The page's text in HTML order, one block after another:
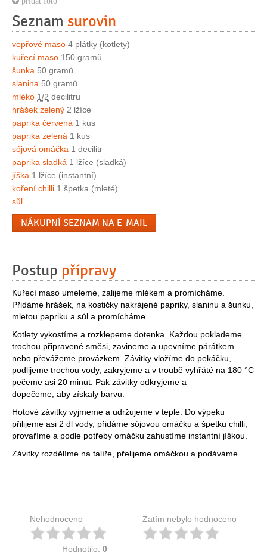
Seznam surovin
vepřové maso 4 plátky (kotlety)
kuřecí maso 150 gramů
šunka 50 gramů
slanina 50 gramů
mléko 1/2 decilitru
hrášek zelený 2 lžíce
paprika červená 1 kus
paprika zelená 1 kus
sójová omáčka 1 decilitr
paprika sladká 1 lžíce (sladká)
jíška 1 lžíce (instantní)
koření chilli 1 špetka (mleté)
sůl
NÁKUPNÍ SEZNAM NA E-MAIL
Postup přípravy
Kuřecí maso umeleme, zalijeme mlékem a promícháme.
Přidáme hrášek, na kostičky nakrájené papriky, slaninu a šunku,
mletou papriku a sůl a promícháme.
Kotlety vykostíme a rozklepeme dotenka. Každou poklademe
trochou připravené směsi, zavineme a upevníme párátkem
nebo převážeme provázkem. Závitky vložíme do pekáčku,
podlijeme trochou vody, zakryjeme a v troubě vyhřáté na 180 °C
pečeme asi 20 minut. Pak závitky odkryjeme a
dopečeme, aby získaly barvu.
Hotové závitky vyjmeme a udržujeme v teple. Do výpeku
přilijeme asi 2 dl vody, přidáme sójovou omáčku a špetku chilli,
provaříme a podle potřeby omáčku zahustíme instantní jíškou.
Závitky rozdělíme na talíře, přelijeme omáčkou a podáváme.
Nehodnoceno
Hodnotilo: 0
Zatím nebylo hodnoceno